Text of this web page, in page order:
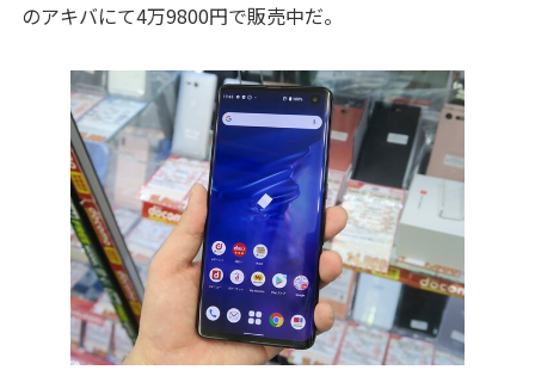
のアキバにて4万9800円で販売中だ。